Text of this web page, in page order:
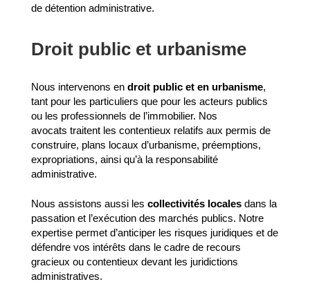
de détention administrative.
Droit public et urbanisme
Nous intervenons en droit public et en urbanisme,
tant pour les particuliers que pour les acteurs publics
ou les professionnels de l’immobilier. Nos
avocats traitent les contentieux relatifs aux permis de
construire, plans locaux d’urbanisme, préemptions,
expropriations, ainsi qu’à la responsabilité
administrative.
Nous assistons aussi les collectivités localesdans la
passation et l’exécution des marchés publics. Notre
expertise permet d’anticiper les risques juridiques et de
défendre vos intérêts dans le cadre de recours
gracieux ou contentieux devant les juridictions
administratives.